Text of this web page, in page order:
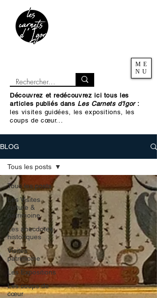
ME
NU
Découvrez et redécouvrez ici tous les
articles publiés dans Les Carnets d'Igor :
les visites guidées, les expositions, les
coups de cœur...
BLOG
Tous les posts
Les Visites
culture &
patrimoine
Les anecdotes
historiques
Visites
patrimoine
Les Expositions
Les coups de
cœur
Tous les posts